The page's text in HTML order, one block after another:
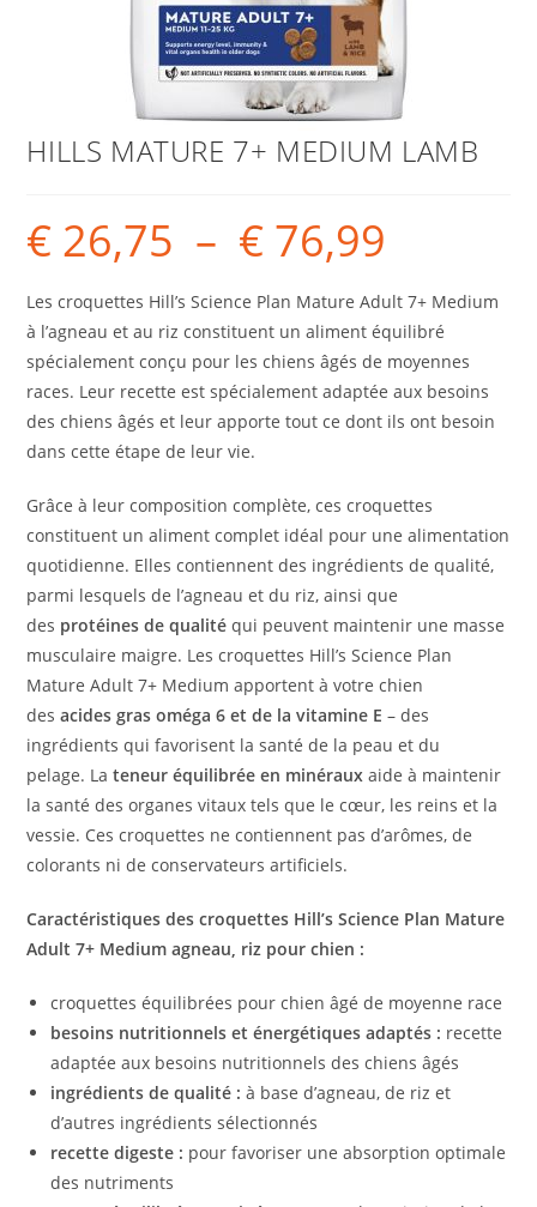
HILLS MATURE 7+ MEDIUM LAMB
€ 26,75 – € 76,99
Les croquettes Hill’s Science Plan Mature Adult 7+ Medium
à l’agneau et au riz constituent un aliment équilibré
spécialement conçu pour les chiens âgés de moyennes
races. Leur recette est spécialement adaptée aux besoins
des chiens âgés et leur apporte tout ce dont ils ont besoin
dans cette étape de leur vie.
Grâce à leur composition complète, ces croquettes
constituent un aliment complet idéal pour une alimentation
quotidienne. Elles contiennent des ingrédients de qualité,
parmi lesquels de l’agneau et du riz, ainsi que
des protéines de qualité qui peuvent maintenir une masse
musculaire maigre. Les croquettes Hill’s Science Plan
Mature Adult 7+ Medium apportent à votre chien
desacides gras oméga 6 et de la vitamine E – des
ingrédients qui favorisent la santé de la peau et du
pelage. La teneur équilibrée en minéraux aide à maintenir
la santé des organes vitaux tels que le cœur, les reins et la
vessie. Ces croquettes ne contiennent pas d’arômes, de
colorants ni de conservateurs artificiels.
Caractéristiques des croquettes Hill’s Science Plan Mature
Adult 7+ Medium agneau, riz pour chien :
croquettes équilibrées pour chien âgé de moyenne race
besoins nutritionnels et énergétiques adaptés : recette
adaptée aux besoins nutritionnels des chiens âgés
ingrédients de qualité : à base d’agneau, de riz et
d’autres ingrédients sélectionnés
recette digeste : pour favoriser une absorption optimale
des nutriments